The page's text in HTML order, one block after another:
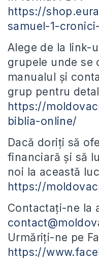
https://
samuel-1-
Alege de la link-
grupele unde se
manualul și
grup pentru
https://
biblia-online/
Dacă doriți să
financiară și să
noi la această
https://
Contactați-ne la
Urmăriți-ne pe
https://